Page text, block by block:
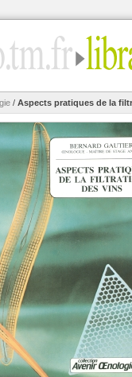
/ Aspects pratiques de la